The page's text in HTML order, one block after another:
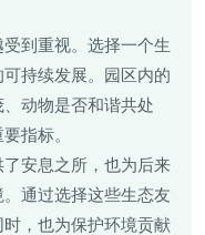
到重视。选择一个生
持续发展。园区内的
动物是否和谐共处
指标。
安息之所，也为后来
通过选择这些生态友
，也为保护环境贡献